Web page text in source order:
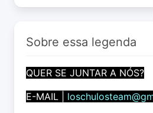
Sobre essa legenda
QUER SE JUNTAR A NÓS?
E-MAIL |